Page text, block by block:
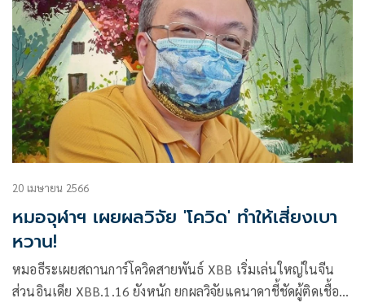
20 เมษายน 2566
หมอจุฬาฯ เผยผลวิจัย 'โควิด' ทำให้เสี่ยงเบา
หวาน!
หมอธีระเผยสถานการ์โควิดสายพันธ์ XBB เริ่มเล่นใหญ่ในจีน
ส่วนอินเดีย XBB.1.16 ยังหนัก ยกผลวิจัยแคนาดาชี้ชัดผู้ติดเชื้อ